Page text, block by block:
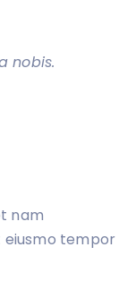
nobis.
nam
tempor